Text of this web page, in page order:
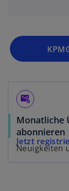
attach_email
Monatliche
abonnieren
Neuigkeiten
Jetzt